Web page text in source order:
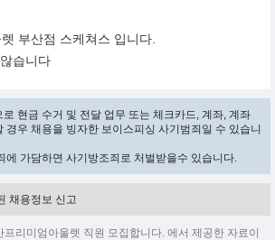
부산점 스케쳐스 입니다.
습니다
현금 수거 및 전달 업무 또는 체크카드, 계좌, 계좌
경우 채용을 빙자한 보이스피싱 사기범죄일 수 있습니
가담하면 사기방조죄로 처벌받을수 있습니다.
채용정보 신고
리미엄아울렛 직원 모집합니다. 에서 제공한 자료이